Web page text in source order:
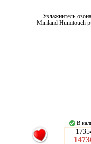
Увлажнитель-
Miniland Humitouch
В